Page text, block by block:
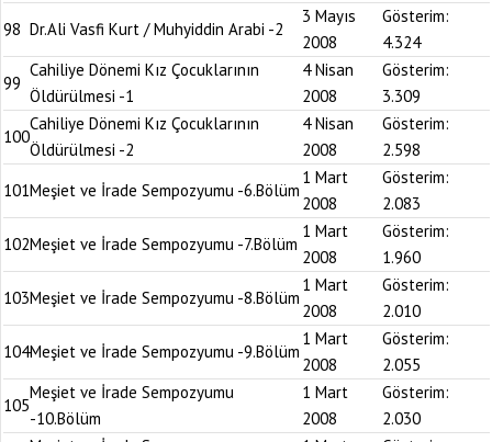
98 Dr.Ali Vasfi Kurt / Muhyiddin Arabi -2
3 Mayıs
2008
Gösterim:
4.324
99
Cahiliye Dönemi Kız Çocuklarının
Öldürülmesi -1
4 Nisan
2008
Gösterim:
3.309
100
Cahiliye Dönemi Kız Çocuklarının
Öldürülmesi -2
4 Nisan
2008
Gösterim:
2.598
101Meşiet ve İrade Sempozyumu -6.Bölüm
1 Mart
2008
Gösterim:
2.083
102Meşiet ve İrade Sempozyumu -7.Bölüm
1 Mart
2008
Gösterim:
1.960
103Meşiet ve İrade Sempozyumu -8.Bölüm
1 Mart
2008
Gösterim:
2.010
104Meşiet ve İrade Sempozyumu -9.Bölüm
1 Mart
2008
Gösterim:
2.055
105
Meşiet ve İrade Sempozyumu
-10.Bölüm
1 Mart
2008
Gösterim:
2.030